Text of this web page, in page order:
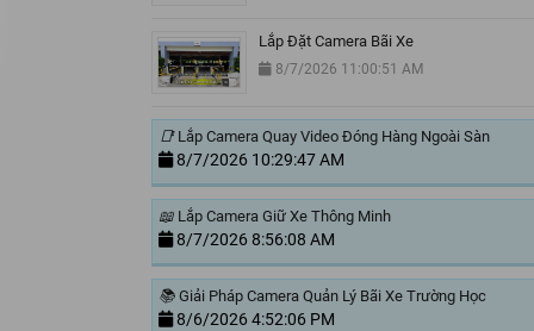
Lắp Đặt Camera Bãi Xe
8/7/2026 11:00:51 AM
📑 Lắp Camera Quay Video Đóng Hàng Ngoài Sàn
8/7/2026 10:29:47 AM
📖 Lắp Camera Giữ Xe Thông Minh
8/7/2026 8:56:08 AM
📚 Giải Pháp Camera Quản Lý Bãi Xe Trường Học
8/6/2026 4:52:06 PM